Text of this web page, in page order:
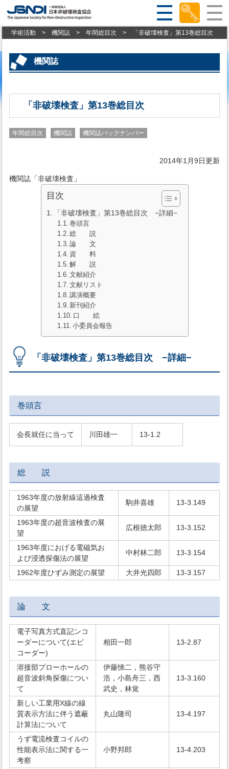
学術活動 > 機関誌 > 年間総目次 > 「非破壊検査」第13巻総目次
機関誌
「非破壊検査」第13巻総目次
年間総目次 機関誌 機関誌バックナンバー
2014年1月9日更新
機関誌「非破壊検査」
目次
「非破壊検査」第13巻総目次 −詳細−
巻頭言
総 説
論 文
資 料
解 説
文献紹介
文献リスト
講演概要
新刊紹介
口 絵
小委員会報告
「非破壊検査」第13巻総目次 −詳細−
巻頭言
会長就任に当って 川田雄一 13-1.2
総 説
1963年度の放射線這過検査
の展望
駒井喜雄 13-3.149
1963年度の超音波検査の展
望
広根徳太郎 13-3.152
1963年度におげる電磁気お
よび浸透探傷法の展望
中村林二郎 13-3.154
1962年度ひずみ測定の展望 大井光四郎 13-3.157
論 文
電子写真方式直記ンコ
ーダーについて(エピ
コーダー)
相田一郎 13-2.87
溶接部プローホールの
超音波斜角探傷につい
て
伊藤悌二，熊谷守
浩，小島舟三，西
武史，林覚
13-3.160
新しい工業用X線の線
質表示方法に伴う遮蔽
計算法について
丸山隆司 13-4.197
うず電流検査コイルの
性能表示法に関する一
考察
小野邦郎 13-4.203